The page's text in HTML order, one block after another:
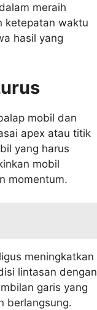
meraih
ketepatan waktu
hasil yang
mobil dan
apex atau titik
yang harus
mobil
momentum.
meningkatkan
lintasan dengan
garis yang
berlangsung.